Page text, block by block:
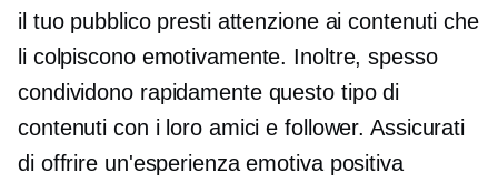
il tuo pubblico presti attenzione ai contenuti che
li colpiscono emotivamente. Inoltre, spesso
condividono rapidamente questo tipo di
contenuti con i loro amici e follower. Assicurati
di offrire un'esperienza emotiva positiva